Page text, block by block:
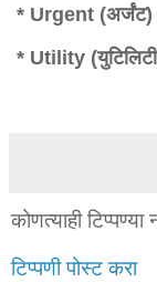
* Urgent (अर्जंट)
* Utility
कोणत्याही टिप्पण्‍या
टिप्पणी पोस्ट करा